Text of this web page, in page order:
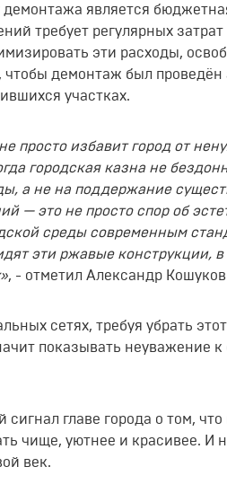
является
требует регулярных затрат
эти расходы,
демонтаж был проведён
участках.
просто избавит город от
городская казна не
а не на поддержание
— это не просто спор об
среды современным
эти ржавые конструкции, в
, - отметил Александр
сетях, требуя убрать
показывать неуважение к
главе города о том, что
чище, уютнее и красивее. И
век.